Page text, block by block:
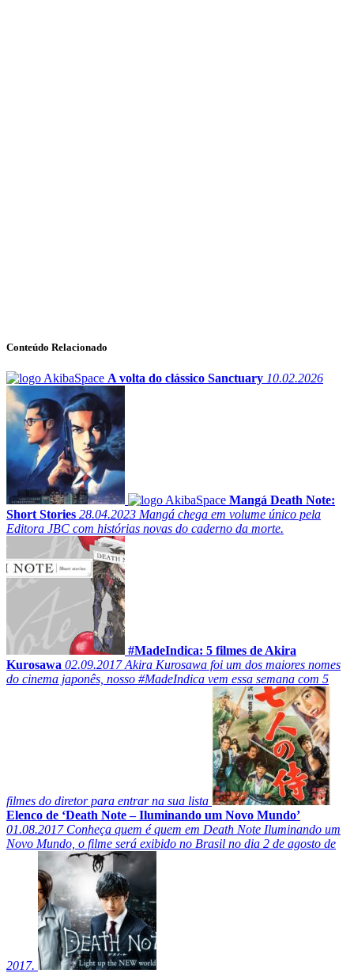
Conteúdo Relacionado
A volta do clássico Sanctuary 10.02.2026
Mangá Death Note:
Short Stories 28.04.2023 Mangá chega em volume único pela
Editora JBC com histórias novas do caderno da morte.
#MadeIndica: 5 filmes de Akira
Kurosawa 02.09.2017Akira Kurosawa foi um dos maiores nomes
do cinema japonês, nosso #MadeIndica vem essa semana com 5
filmes do diretor para entrar na sua lista
Elenco de ‘Death Note – Iluminando um Novo Mundo’
01.08.2017Conheça quem é quem em Death Note Iluminando um
Novo Mundo, o filme será exibido no Brasil no dia 2 de agosto de
2017.